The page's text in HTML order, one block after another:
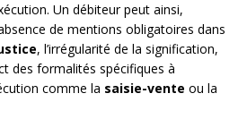
Un débiteur peut ainsi,
de mentions obligatoires dans
, l’irrégularité de la signification,
des formalités spécifiques à
comme la saisie-vente ou la